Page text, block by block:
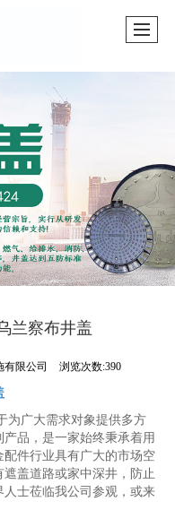
兰察布井盖
有限公司 浏览次数:390
为广大需求对象提供多方
品，是一家始终秉承着用
件行业具有广大的市场空
盖道路或家中深井，防止
人士莅临我公司参观，或来